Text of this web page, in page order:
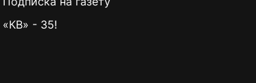
«КВ» - 35!